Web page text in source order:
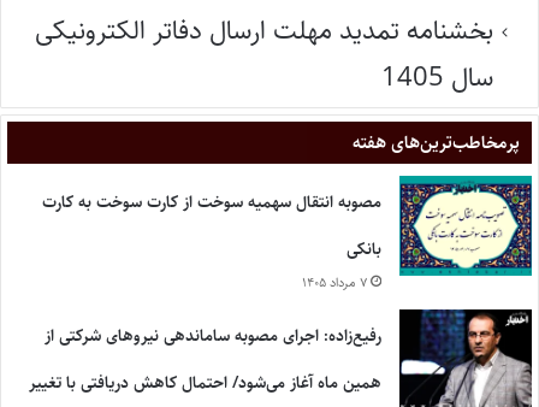
بخشنامه تمدید مهلت ارسال دفاتر الکترونیکی
سال 1405
پر‌مخاطب‌ترین‌های هفته
مصوبه انتقال سهمیه سوخت از کارت سوخت به کارت
بانکی
۷ مرداد ۱۴۰۵
رفیع‌زاده: اجرای مصوبه ساماندهی نیروهای شرکتی از
همین ماه آغاز می‌شود/ احتمال کاهش دریافتی با تغییر